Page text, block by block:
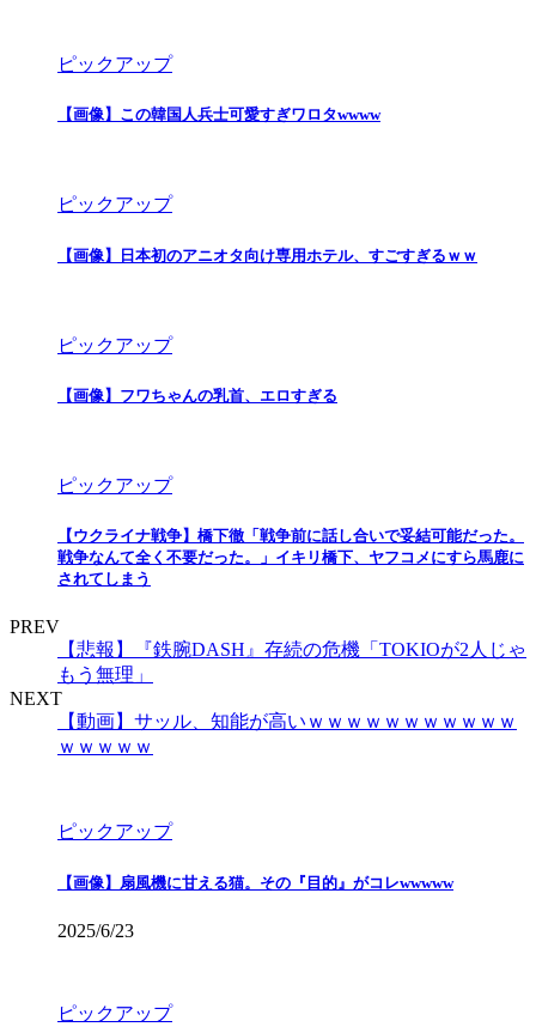
ピックアップ
【画像】この韓国人兵士可愛すぎワロタwwww
ピックアップ
【画像】日本初のアニオタ向け専用ホテル、すごすぎるｗｗ
ピックアップ
【画像】フワちゃんの乳首、エロすぎる
ピックアップ
【ウクライナ戦争】橋下徹「戦争前に話し合いで妥結可能だった。
戦争なんて全く不要だった。」イキリ橋下、ヤフコメにすら馬鹿に
されてしまう
PREV
【悲報】『鉄腕DASH』存続の危機「TOKIOが2人じゃ
もう無理」
NEXT
【動画】サッル、知能が高いｗｗｗｗｗｗｗｗｗｗｗ
ｗｗｗｗｗ
ピックアップ
【画像】扇風機に甘える猫。その『目的』がコレwwwww
2025/6/23
ピックアップ